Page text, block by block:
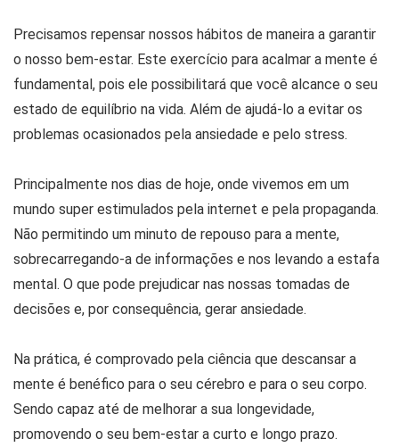
Precisamos repensar nossos hábitos de maneira a garantir
o nosso bem-estar. Este exercício para acalmar a mente é
fundamental, pois ele possibilitará que você alcance o seu
estado de equilíbrio na vida. Além de ajudá-lo a evitar os
problemas ocasionados pela ansiedade e pelo stress.
Principalmente nos dias de hoje, onde vivemos em um
mundo super estimulados pela internet e pela propaganda.
Não permitindo um minuto de repouso para a mente,
sobrecarregando-a de informações e nos levando a estafa
mental. O que pode prejudicar nas nossas tomadas de
decisões e, por consequência, gerar ansiedade.
Na prática, é comprovado pela ciência que descansar a
mente é benéfico para o seu cérebro e para o seu corpo.
Sendo capaz até de melhorar a sua longevidade,
promovendo o seu bem-estar a curto e longo prazo.